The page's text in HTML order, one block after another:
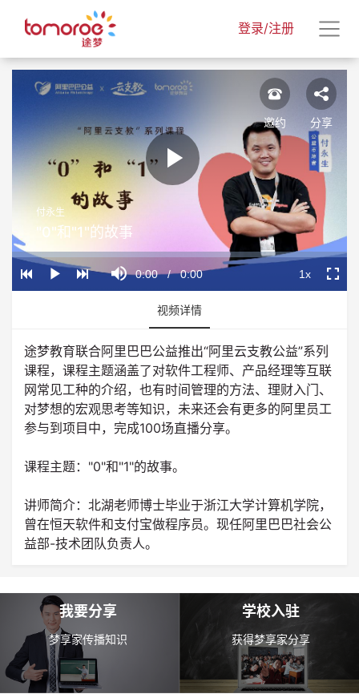
登录/注册
Play
Video
Play
Current
Time
0:00 / Duration
0:00
Loaded:
0%
Progress:
0%
Playback
Rate
1x
付永生
"0"和"1"的故事
邀约 分享
视频详情
途梦教育联合阿里巴巴公益推出“阿里云支教公益”系列
课程，课程主题涵盖了对软件工程师、产品经理等互联
网常见工种的介绍，也有时间管理的方法、理财入门、
对梦想的宏观思考等知识，未来还会有更多的阿里员工
参与到项目中，完成100场直播分享。
课程主题："0"和"1"的故事。
讲师简介：北湖老师博士毕业于浙江大学计算机学院，
曾在恒天软件和支付宝做程序员。现任阿里巴巴社会公
益部-技术团队负责人。
我要分享
梦享家传播知识
学校入驻
获得梦享家分享